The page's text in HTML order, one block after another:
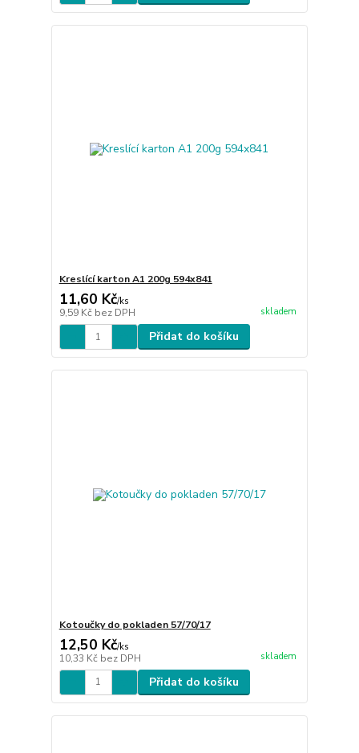
Kreslící karton A1 200g 594x841
11,60 Kč/ks
9,59 Kč bez DPH skladem
Přidat do košíku
Kotoučky do pokladen 57/70/17
12,50 Kč/ks
10,33 Kč bez DPH skladem
Přidat do košíku